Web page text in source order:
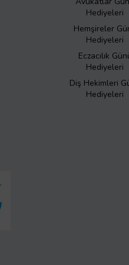
Hediyeleri
Hemşireler
Hediyeleri
Eczacılık
Hediyeleri
Diş Hekimleri
Hediyeleri